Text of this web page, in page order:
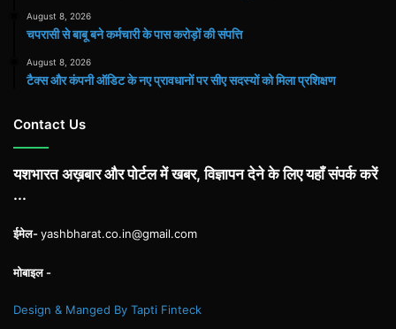
August 8, 2026
चपरासी से बाबू बने कर्मचारी के पास करोड़ों की संपत्ति
August 8, 2026
टैक्स और कंपनी ऑडिट के नए प्रावधानों पर सीए सदस्यों को मिला प्रशिक्षण
Contact Us
यशभारत अख़बार और पोर्टल में खबर, विज्ञापन देने के लिए यहाँ संपर्क करें
...
ईमेल-yashbharat.co.in@gmail.com
मोबाइल -
Design & Manged By Tapti Finteck